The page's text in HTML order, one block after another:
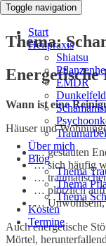
Toggle navigation
Start
Heilpraxis
Shiatsu
EMDR
Über mich
Blog
Thema
Thema
Thema
Kosten
Termine
Thema:
Energetische
Wann ist eine
Häuser und
… gestauten
… sich häufig
…
… plötzlich
… Unwohlsein,
Auch energetische
Mörtel,